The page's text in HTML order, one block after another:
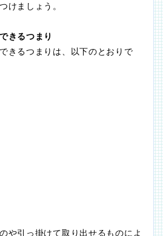
けましょう。
きるつまり
きるつまりは、以下のとおりで
や引っ掛けて取り出せるものによ